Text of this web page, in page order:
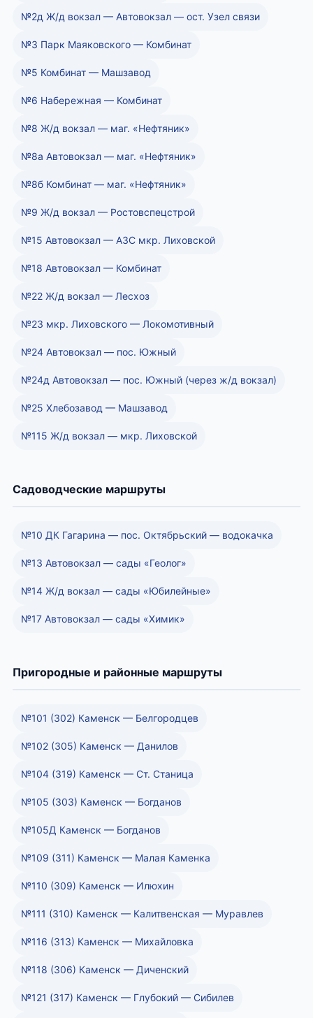
№2д Ж/д вокзал — Автовокзал — ост. Узел связи
№3 Парк Маяковского — Комбинат
№5 Комбинат — Машзавод
№6 Набережная — Комбинат
№8 Ж/д вокзал — маг. «Нефтяник»
№8а Автовокзал — маг. «Нефтяник»
№8б Комбинат — маг. «Нефтяник»
№9 Ж/д вокзал — Ростовспецстрой
№15 Автовокзал — АЗС мкр. Лиховской
№18 Автовокзал — Комбинат
№22 Ж/д вокзал — Лесхоз
№23 мкр. Лиховского — Локомотивный
№24 Автовокзал — пос. Южный
№24д Автовокзал — пос. Южный (через ж/д вокзал)
№25 Хлебозавод — Машзавод
№115 Ж/д вокзал — мкр. Лиховской
Садоводческие маршруты
№10 ДК Гагарина — пос. Октябрьский — водокачка
№13 Автовокзал — сады «Геолог»
№14 Ж/д вокзал — сады «Юбилейные»
№17 Автовокзал — сады «Химик»
Пригородные и районные маршруты
№101 (302) Каменск — Белгородцев
№102 (305) Каменск — Данилов
№104 (319) Каменск — Ст. Станица
№105 (303) Каменск — Богданов
№105Д Каменск — Богданов
№109 (311) Каменск — Малая Каменка
№110 (309) Каменск — Илюхин
№111 (310) Каменск — Калитвенская — Муравлев
№116 (313) Каменск — Михайловка
№118 (306) Каменск — Диченский
№121 (317) Каменск — Глубокий — Сибилев